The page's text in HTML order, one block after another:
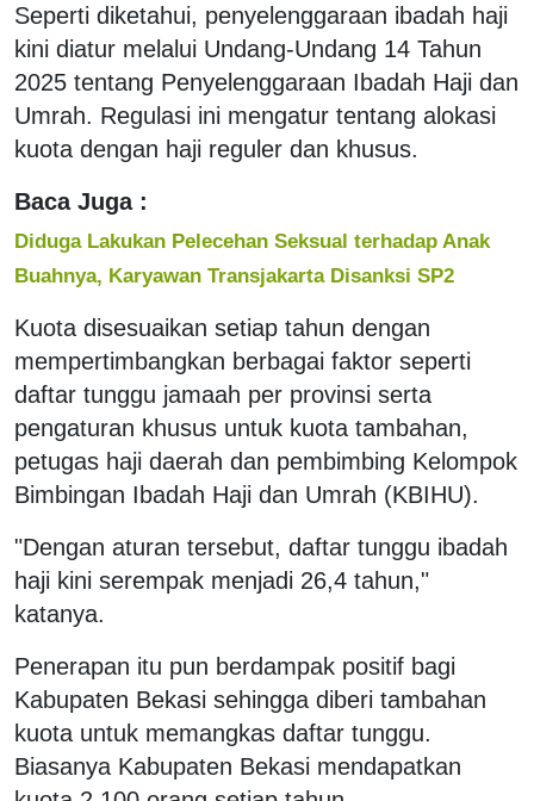
Seperti diketahui, penyelenggaraan ibadah haji
kini diatur melalui Undang-Undang 14 Tahun
2025 tentang Penyelenggaraan Ibadah Haji dan
Umrah. Regulasi ini mengatur tentang alokasi
kuota dengan haji reguler dan khusus.
Baca Juga :
Diduga Lakukan Pelecehan Seksual terhadap Anak
Buahnya, Karyawan Transjakarta Disanksi SP2
Kuota disesuaikan setiap tahun dengan
mempertimbangkan berbagai faktor seperti
daftar tunggu jamaah per provinsi serta
pengaturan khusus untuk kuota tambahan,
petugas haji daerah dan pembimbing Kelompok
Bimbingan Ibadah Haji dan Umrah (KBIHU).
"Dengan aturan tersebut, daftar tunggu ibadah
haji kini serempak menjadi 26,4 tahun,"
katanya.
Penerapan itu pun berdampak positif bagi
Kabupaten Bekasi sehingga diberi tambahan
kuota untuk memangkas daftar tunggu.
Biasanya Kabupaten Bekasi mendapatkan